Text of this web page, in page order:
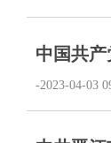
中国共
-2023-04-03